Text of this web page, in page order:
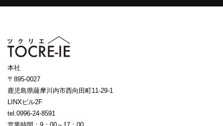
本社
〒895-0027
鹿児島県薩摩川内市西向田町11-29-1
LINXビル2F
tel.0996-24-8591